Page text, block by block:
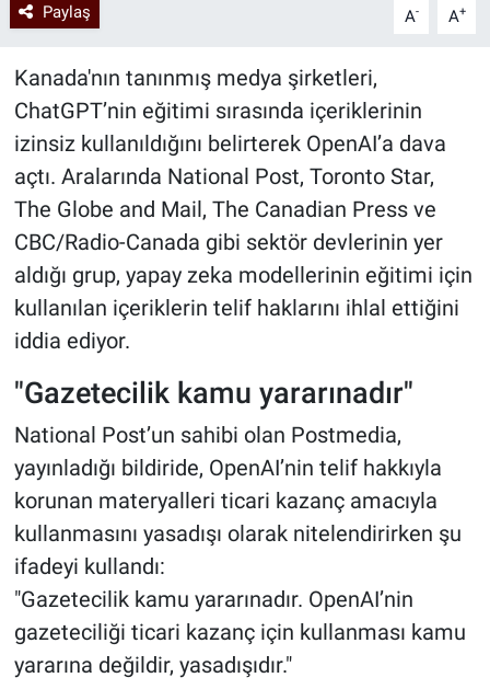
Paylaş A- A+
Kanada'nın tanınmış medya şirketleri,
ChatGPT’nin eğitimi sırasında içeriklerinin
izinsiz kullanıldığını belirterek OpenAI’a dava
açtı. Aralarında National Post, Toronto Star,
The Globe and Mail, The Canadian Press ve
CBC/Radio-Canada gibi sektör devlerinin yer
aldığı grup, yapay zeka modellerinin eğitimi için
kullanılan içeriklerin telif haklarını ihlal ettiğini
iddia ediyor.
"Gazetecilik kamu yararınadır"
National Post’un sahibi olan Postmedia,
yayınladığı bildiride, OpenAI’nin telif hakkıyla
korunan materyalleri ticari kazanç amacıyla
kullanmasını yasadışı olarak nitelendirirken şu
ifadeyi kullandı:
"Gazetecilik kamu yararınadır. OpenAI’nin
gazeteciliği ticari kazanç için kullanması kamu
yararına değildir, yasadışıdır."